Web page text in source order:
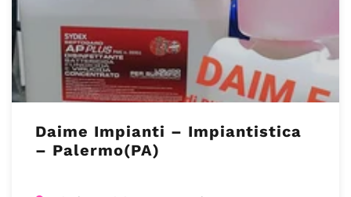
Daime Impianti – Impiantistica
– Palermo(PA)